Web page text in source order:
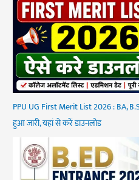
PPU UG First Merit List 2026 : BA,
हुआ जारी, यहां से करें डाउनलोड